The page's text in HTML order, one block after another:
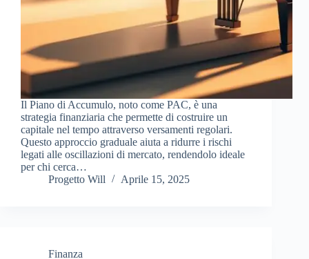
Il Piano di Accumulo, noto come PAC, è una
strategia finanziaria che permette di costruire un
capitale nel tempo attraverso versamenti regolari.
Questo approccio graduale aiuta a ridurre i rischi
legati alle oscillazioni di mercato, rendendolo ideale
per chi cerca…
Progetto Will
Aprile 15, 2025
Finanza